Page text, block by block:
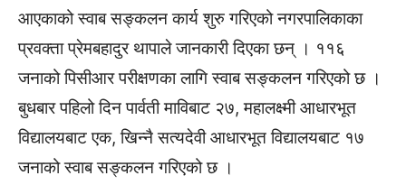
आएकाको स्वाब सङ्कलन कार्य शुरु गरिएको नगरपालिकाका
प्रवक्ता प्रेमबहादुर थापाले जानकारी दिएका छन् । ११६
जनाको पिसीआर परीक्षणका लागि स्वाब सङ्कलन गरिएको छ ।
बुधबार पहिलो दिन पार्वती माविबाट २७, महालक्ष्मी आधारभूत
विद्यालयबाट एक, खिन्नै सत्यदेवी आधारभूत विद्यालयबाट १७
जनाको स्वाब सङ्कलन गरिएको छ ।